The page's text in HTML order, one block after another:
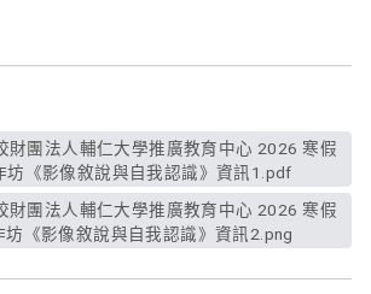
坊《影像敘說與自我認識》資訊1.pdf
坊《影像敘說與自我認識》資訊2.png